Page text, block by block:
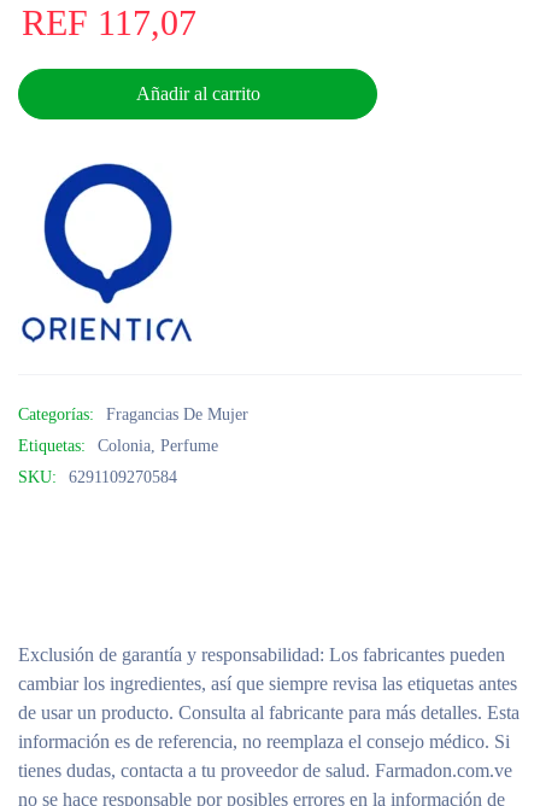
REF 117,07
Añadir al carrito
Categorías:
Fragancias De Mujer
Etiquetas:
Colonia Perfume
SKU:
6291109270584
Exclusión de garantía y responsabilidad: Los fabricantes pueden
cambiar los ingredientes, así que siempre revisa las etiquetas antes
de usar un producto. Consulta al fabricante para más detalles. Esta
información es de referencia, no reemplaza el consejo médico. Si
tienes dudas, contacta a tu proveedor de salud. Farmadon.com.ve
no se hace responsable por posibles errores en la información de